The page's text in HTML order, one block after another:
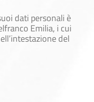
dati personali è
Emilia, i cui
del